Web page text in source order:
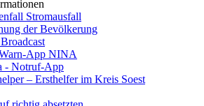
Stromausfall
der Bevölkerung
App NINA
- Notruf-App
– Ersthelfer im Kreis Soest